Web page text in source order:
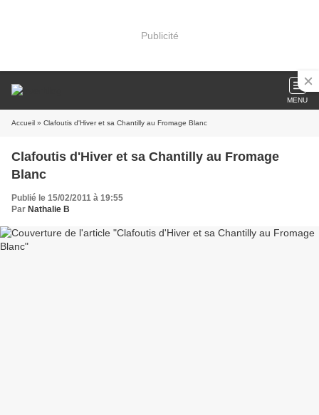
Publicité
MENU
Accueil » Clafoutis d'Hiver et sa Chantilly au Fromage Blanc
Clafoutis d'Hiver et sa Chantilly au Fromage
Blanc
Publié le 15/02/2011 à 19:55
Par Nathalie B